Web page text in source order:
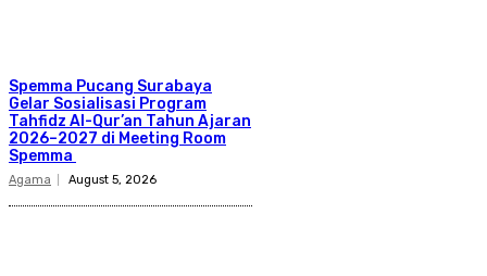
Spemma Pucang Surabaya
Gelar Sosialisasi Program
Tahfidz Al-Qur’an Tahun Ajaran
2026–2027 di Meeting Room
Spemma
Agama August 5, 2026